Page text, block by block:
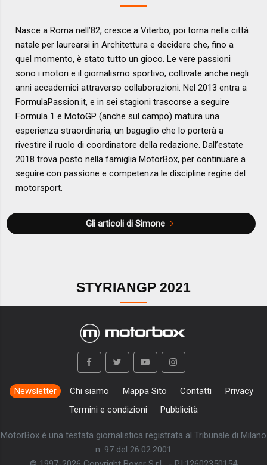
Nasce a Roma nell’82, cresce a Viterbo, poi torna nella città
natale per laurearsi in Architettura e decidere che, fino a
quel momento, è stato tutto un gioco. Le vere passioni
sono i motori e il giornalismo sportivo, coltivate anche negli
anni accademici attraverso collaborazioni. Nel 2013 entra a
FormulaPassion.it, e in sei stagioni trascorse a seguire
Formula 1 e MotoGP (anche sul campo) matura una
esperienza straordinaria, un bagaglio che lo porterà a
rivestire il ruolo di coordinatore della redazione. Dall’estate
2018 trova posto nella famiglia MotorBox, per continuare a
seguire con passione e competenza le discipline regine del
motorsport.
Gli articoli di Simone
STYRIANGP 2021
Newsletter Chi siamo Mappa Sito Contatti
Privacy
Termini e condizioni
Pubblicità
MotorBox è una testata giornalistica registrata al Tribunale di Milano
n. 97 del 26.02.2001